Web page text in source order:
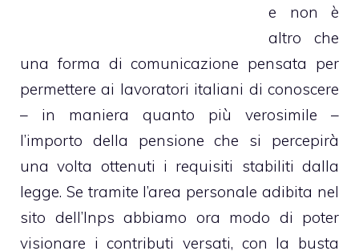
e non è
altro che
una forma di comunicazione pensata per
permettere ai lavoratori italiani di conoscere
– in maniera quanto più verosimile –
l’importo della pensione che si percepirà
una volta ottenuti i requisiti stabiliti dalla
legge. Se tramite l’area personale adibita nel
sito dell’Inps abbiamo ora modo di poter
visionare icontributi versati, con la busta